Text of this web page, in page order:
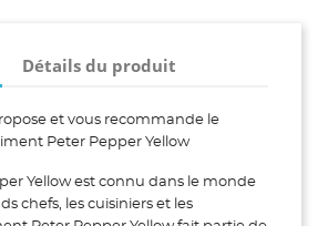
Détails du produit
et vous recommande le
Peter Pepper Yellow
Yellow est connu dans le monde
chefs, les cuisiniers et les